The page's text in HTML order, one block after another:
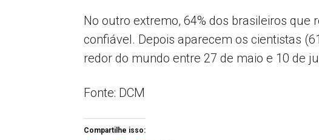
No outro extremo, 64% dos brasileiros
confiável. Depois aparecem os cientistas
redor do mundo entre 27 de maio e 10 de
Fonte: DCM
Compartilhe isso: